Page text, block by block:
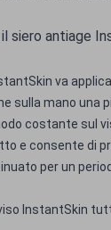
siero antiage
va
sulla mano una
costante sul
e consente di
per un
InstantSkin